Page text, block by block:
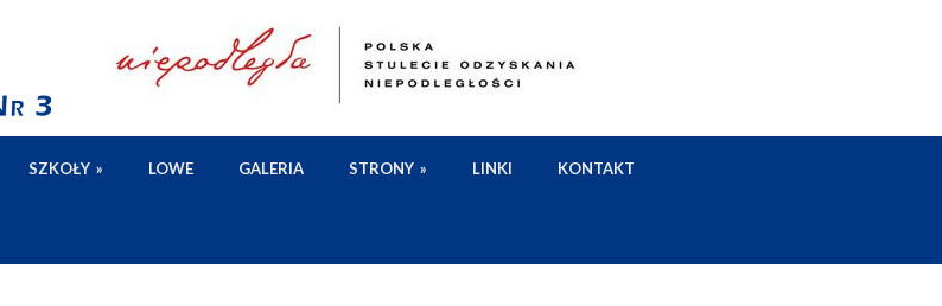
SZKOŁY » LOWE GALERIA STRONY » LINKI KONTAKT